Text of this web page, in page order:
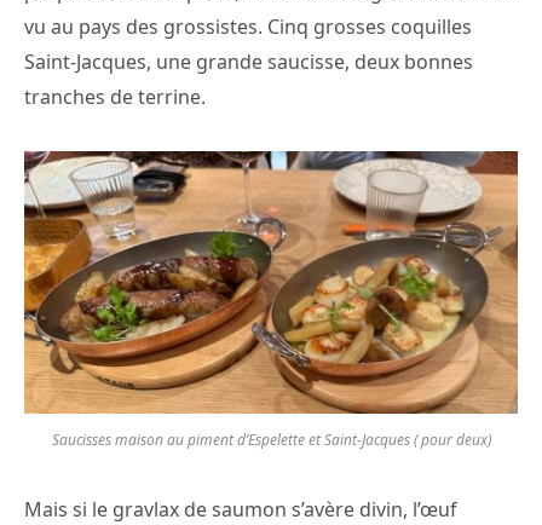
vu au pays des grossistes. Cinq grosses coquilles
Saint-Jacques, une grande saucisse, deux bonnes
tranches de terrine.
Saucisses maison au piment d’Espelette et Saint-Jacques ( pour deux)
Mais si le gravlax de saumon s’avère divin, l’œuf